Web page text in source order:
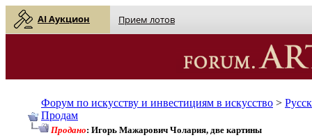
AI Аукцион Прием лотов
Форум по искусству и инвестициям в искусство >
Продам
Продано: Игорь Мажарович Чолария, две картины